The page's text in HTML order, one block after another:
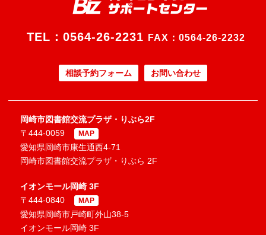
TEL： 0564-26-2231 FAX：0564-26-2232
相談予約フォーム お問い合わせ
岡崎市図書館交流プラザ・りぶら2F
〒444-0059
MAP
愛知県岡崎市康生通西4-71
岡崎市図書館交流プラザ・りぶら 2F
イオンモール岡崎 3F
〒444-0840
MAP
愛知県岡崎市戸崎町外山38-5
イオンモール岡崎 3F